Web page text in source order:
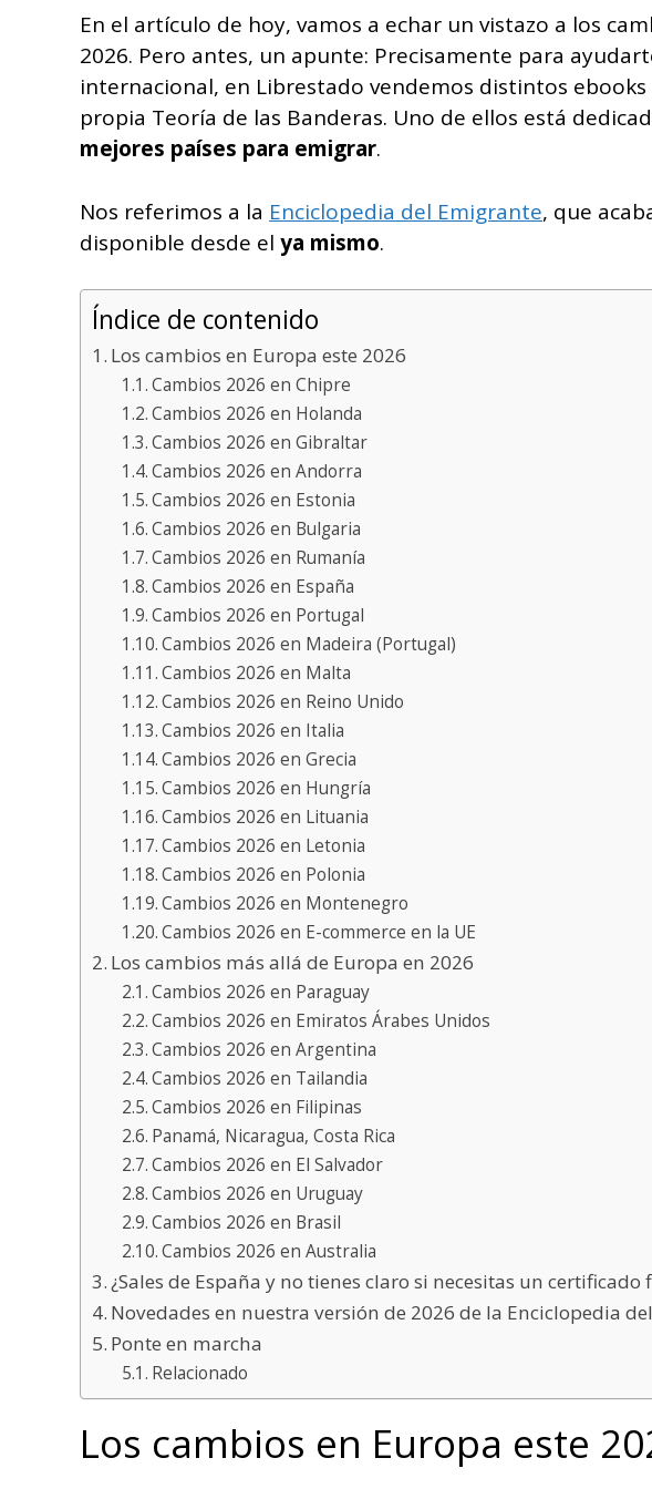
En el artículo de hoy, vamos a echar un vistazo a los
2026. Pero antes, un apunte: Precisamente para
internacional, en Librestado vendemos distintos
propia Teoría de las Banderas. Uno de ellos está
mejores países para emigrar.
Nos referimos a la Enciclopedia del Emigrante, que
disponible desde el ya mismo.
Índice de contenido
Los cambios en Europa este 2026
Cambios 2026 en Chipre
Cambios 2026 en Holanda
Cambios 2026 en Gibraltar
Cambios 2026 en Andorra
Cambios 2026 en Estonia
Cambios 2026 en Bulgaria
Cambios 2026 en Rumanía
Cambios 2026 en España
Cambios 2026 en Portugal
Cambios 2026 en Madeira (Portugal)
Cambios 2026 en Malta
Cambios 2026 en Reino Unido
Cambios 2026 en Italia
Cambios 2026 en Grecia
Cambios 2026 en Hungría
Cambios 2026 en Lituania
Cambios 2026 en Letonia
Cambios 2026 en Polonia
Cambios 2026 en Montenegro
Cambios 2026 en E-commerce en la UE
Los cambios más allá de Europa en 2026
Cambios 2026 en Paraguay
Cambios 2026 en Emiratos Árabes Unidos
Cambios 2026 en Argentina
Cambios 2026 en Tailandia
Cambios 2026 en Filipinas
Panamá, Nicaragua, Costa Rica
Cambios 2026 en El Salvador
Cambios 2026 en Uruguay
Cambios 2026 en Brasil
Cambios 2026 en Australia
¿Sales de España y no tienes claro si necesitas un certificado
Novedades en nuestra versión de 2026 de la Enciclopedia
Ponte en marcha
Relacionado
Los cambios en Europa este